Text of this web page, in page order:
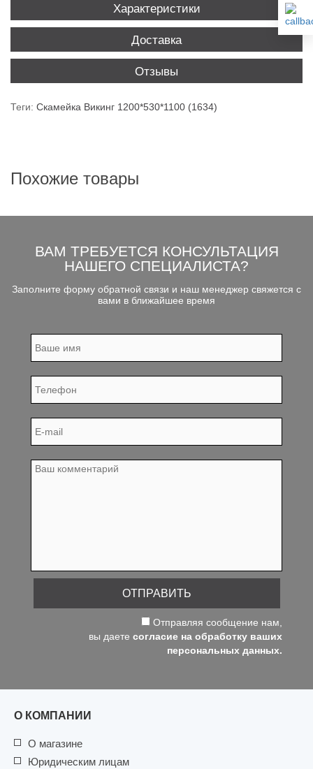
Характеристики
Доставка
Отзывы
Теги: Скамейка Викинг 1200*530*1100 (1634)
Похожие товары
ВАМ ТРЕБУЕТСЯ КОНСУЛЬТАЦИЯ
НАШЕГО СПЕЦИАЛИСТА?
Заполните форму обратной связи и наш менеджер свяжется с
вами в ближайшее время
Отправляя сообщение нам,
вы даете согласие на обработку ваших
персональных данных.
ОТПРАВИТЬ
О КОМПАНИИ
О магазине
Юридическим лицам